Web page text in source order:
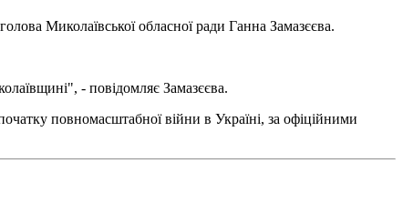
голова Миколаївської обласної ради Ганна Замазєєва.
- повідомляє Замазєєва.
повномасштабної війни в Україні, за офіційними